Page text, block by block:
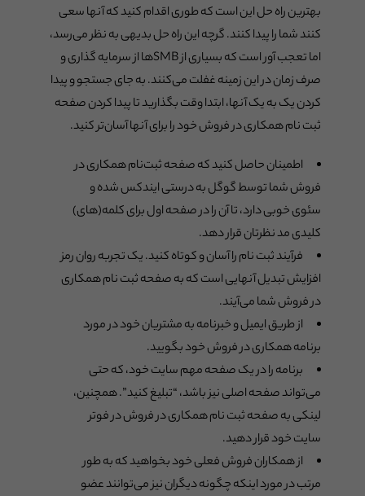
بهترین راه حل این است که طوری اقدام کنید که آنها سعی
کنند شما را پیدا کنند. گرچه این راه حل بدیهی به نظر می‌رسد،
اما تعجب آور است که بسیاری از SMB‌‌ها از سرمایه گذاری و
صرف زمان در این زمینه غفلت ‌می‌کنند. به جای جستجو و پیدا
کردن یک به یک آنها، ابتدا وقت بگذارید تا پیدا کردن صفحه
ثبت نام همکاری در فروش خود را برای آنها آسان‌تر کنید.
اطمینان حاصل کنید که صفحه ثبت‌نام همکاری در
فروش شما توسط گوگل به درستی ایندکس شده و
سئوی خوبی دارد، تا آن را در صفحه اول برای کلمه(های)
کلیدی مد نظرتان قرار دهد.
فرآیند ثبت نام را آسان و کوتاه کنید. یک تجربه روان رمز
افزایش تبدیل آنهایی است که به صفحه ثبت نام همکاری
در فروش شما ‌می‌آیند.
از طریق ایمیل و خبرنامه به مشتریان خود در مورد
برنامه همکاری در فروش خود بگویید.
برنامه را در یک صفحه مهم سایت خود، که حتی
می‌تواند صفحه اصلی نیز باشد، “تبلیغ کنید”. همچنین،
لینکی به صفحه ثبت نام همکاری در فروش در فوتر
سایت خود قرار دهید.
از همکاران فروش فعلی خود بخواهید که به طور
مرتب در مورد اینکه چگونه دیگران نیز ‌می‌توانند عضو